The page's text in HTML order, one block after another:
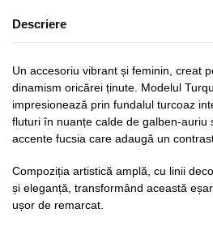
Descriere
Un accesoriu vibrant și feminin, creat
dinamism oricărei ținute. Modelul
impresionează prin fundalul turcoaz
fluturi în nuanțe calde de galben-auriu
accente fucsia care adaugă un
Compoziția artistică amplă, cu linii
și eleganță, transformând această
ușor de remarcat.